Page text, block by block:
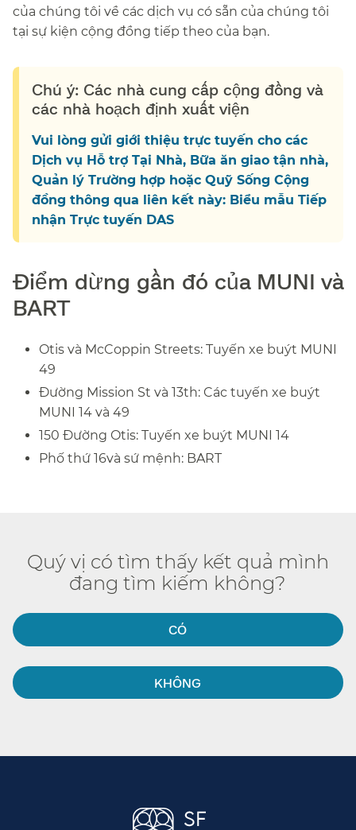
của chúng tôi về các dịch vụ có sẵn của chúng tôi
tại sự kiện cộng đồng tiếp theo của bạn.​​
Chú ý: Các nhà cung cấp cộng đồng và
các nhà hoạch định xuất viện​​
Vui lòng gửi giới thiệu trực tuyến cho các
Dịch vụ Hỗ trợ Tại Nhà, Bữa ăn giao tận nhà,
Quản lý Trường hợp hoặc Quỹ Sống Cộng
đồng thông qua liên kết này: Biểu mẫu Tiếp
nhận Trực tuyến DAS
Điểm dừng gần đó của MUNI và
BART​​
Otis và McCoppin Streets: Tuyến xe buýt MUNI
49​​
Đường Mission St và 13th: Các tuyến xe buýt
MUNI 14 và 49​​
150 Đường Otis: Tuyến xe buýt MUNI 14​​
Phố thứ 16và sứ mệnh: BART​​
Quý vị có tìm thấy kết quả mình
đang tìm kiếm không?​​
CÓ​​
KHÔNG​​